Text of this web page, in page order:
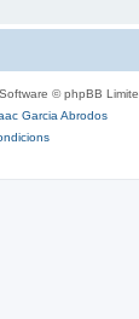
© phpBB
Garcia Abrodos